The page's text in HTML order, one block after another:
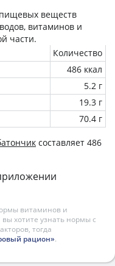
веществ
витаминов и
части.
Количество
486 ккал
5.2 г
19.3 г
70.4 г
составляет 486
витаминов и
хотите узнать нормы с
тогда
рацион».